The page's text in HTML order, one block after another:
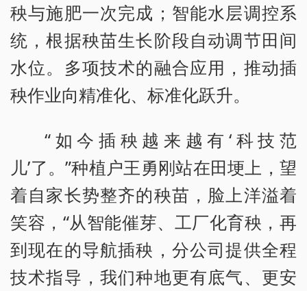
秧与施肥一次完成；智能水层调控系
统，根据秧苗生长阶段自动调节田间
水位。多项技术的融合应用，推动插
秧作业向精准化、标准化跃升。
“如今插秧越来越有‘科技范
儿’了。”种植户王勇刚站在田埂上，望
着自家长势整齐的秧苗，脸上洋溢着
笑容，“从智能催芽、工厂化育秧，再
到现在的导航插秧，分公司提供全程
技术指导，我们种地更有底气、更安